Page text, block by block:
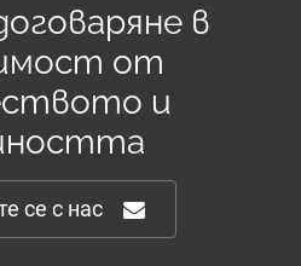
в
от
и
се с нас